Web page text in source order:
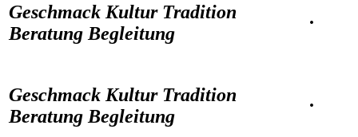
Geschmack Kultur Tradition
Beratung Begleitung
·
Geschmack Kultur Tradition
Beratung Begleitung
·